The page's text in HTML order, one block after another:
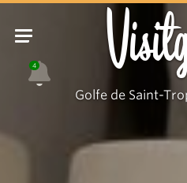
4
Golfe de Saint-